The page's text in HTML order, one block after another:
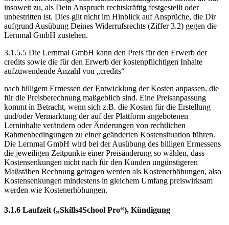
insoweit zu, als Dein Anspruch rechtskräftig festgestellt oder
unbestritten ist. Dies gilt nicht im Hinblick auf Ansprüche, die Dir
aufgrund Ausübung Deines Widerrufsrechts (Ziffer 3.2) gegen die
Lernmal GmbH zustehen.
3.1.5.5 Die Lernmal GmbH kann den Preis für den Erwerb der
credits sowie die für den Erwerb der kostenpflichtigen Inhalte
aufzuwendende Anzahl von „credits“
nach billigem Ermessen der Entwicklung der Kosten anpassen, die
für die Preisberechnung maßgeblich sind. Eine Preisanpassung
kommt in Betracht, wenn sich z.B. die Kosten für die Erstellung
und/oder Vermarktung der auf der Plattform angebotenen
Lerninhalte verändern oder Änderungen von rechtlichen
Rahmenbedingungen zu einer geänderten Kostensituation führen.
Die Lernmal GmbH wird bei der Ausübung des billigen Ermessens
die jeweiligen Zeitpunkte einer Preisänderung so wählen, dass
Kostensenkungen nicht nach für den Kunden ungünstigeren
Maßstäben Rechnung getragen werden als Kostenerhöhungen, also
Kostensenkungen mindestens in gleichem Umfang preiswirksam
werden wie Kostenerhöhungen.
3.1.6 Laufzeit („Skills4School Pro“), Kündigung